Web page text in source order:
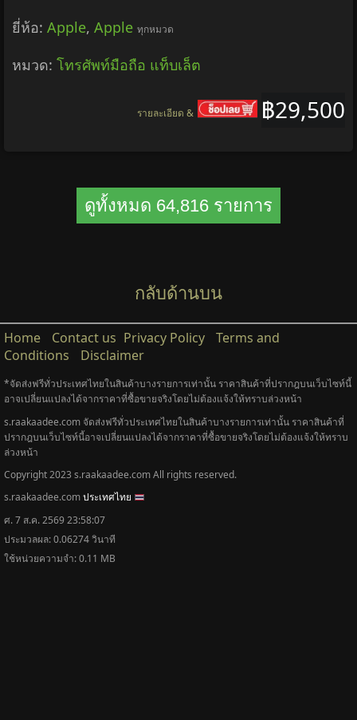
ยี่ห้อ: Apple, Apple ทุกหมวด
หมวด: โทรศัพท์มือถือ แท็บเล็ต
฿29,500
รายละเอียด &
ดูทั้งหมด 64,816 รายการ
กลับด้านบน
Home Contact us Privacy Policy
Terms and
Conditions
Disclaimer
*จัดส่งฟรีทั่วประเทศไทยในสินค้าบางรายการเท่านั้น ราคาสินค้าที่ปรากฎบนเว็บไซท์นี้
อาจเปลี่ยนแปลงได้จากราคาที่ซื้อขายจริงโดยไม่ต้องแจ้งให้ทราบล่วงหน้า
s.raakaadee.com จัดส่งฟรีทั่วประเทศไทยในสินค้าบางรายการเท่านั้น ราคาสินค้าที่
ปรากฎบนเว็บไซท์นี้อาจเปลี่ยนแปลงได้จากราคาที่ซื้อขายจริงโดยไม่ต้องแจ้งให้ทราบ
ล่วงหน้า
Copyright 2023 s.raakaadee.com All rights reserved.
s.raakaadee.comประเทศไทย
ศ. 7 ส.ค. 2569 23:58:07
ประมวลผล: 0.06274 วินาที
ใช้หน่วยความจำ: 0.11 MB